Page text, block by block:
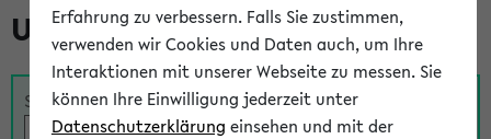
Universität Bielefeld
Suche
Erfahrung zu verbessern. Falls Sie zustimmen,
verwenden wir Cookies und Daten auch, um Ihre
Interaktionen mit unserer Webseite zu messen. Sie
können Ihre Einwilligung jederzeit unter
Datenschutzerklärung einsehen und mit der